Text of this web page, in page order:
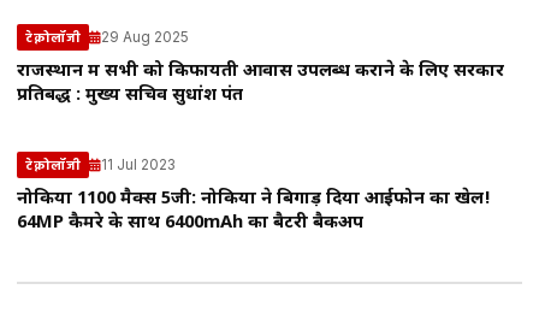
टेक्नोलॉजी 29 Aug 2025
राजस्थान में सभी को किफायती आवास उपलब्ध कराने के लिए सरकार
प्रतिबद्ध : मुख्य सचिव सुधांश पंत
टेक्नोलॉजी 11 Jul 2023
नोकिया 1100 मैक्स 5जी: नोकिया ने बिगाड़ दिया आईफोन का खेल!
64MP कैमरे के साथ 6400mAh का बैटरी बैकअप